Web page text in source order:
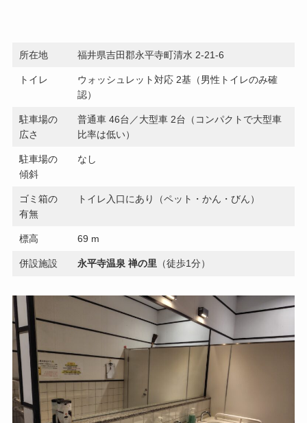
所在地 福井県吉田郡永平寺町清水 2-21-6
トイレ
ウォッシュレット対応 2基（男性トイレのみ確
認）
駐車場の
広さ
普通車 46台／大型車 2台（コンパクトで大型車
比率は低い）
駐車場の
傾斜
なし
ゴミ箱の
有無
トイレ入口にあり（ペット・かん・びん）
標高 69 m
併設施設 永平寺温泉 禅の里 （徒歩1分）